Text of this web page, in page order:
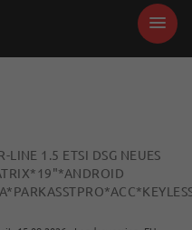
LINE 1.5 ETSI DSG NEUES